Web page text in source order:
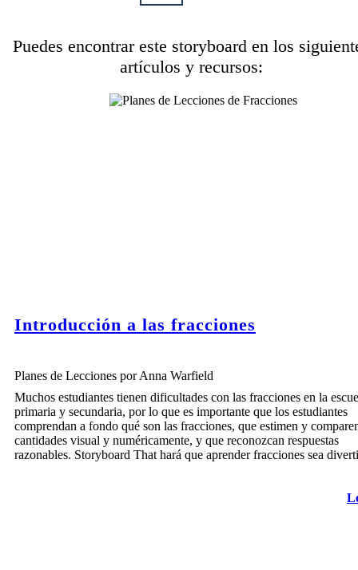
Puedes encontrar este storyboard en los
artículos y recursos:
Introducción a las fracciones
Planes de Lecciones por Anna Warfield
Muchos estudiantes tienen dificultades con las fracciones en la
primaria y secundaria, por lo que es importante que los estudiantes
comprendan a fondo qué son las fracciones, que estimen y
cantidades visual y numéricamente, y que reconozcan respuestas
razonables. Storyboard That hará que aprender fracciones sea